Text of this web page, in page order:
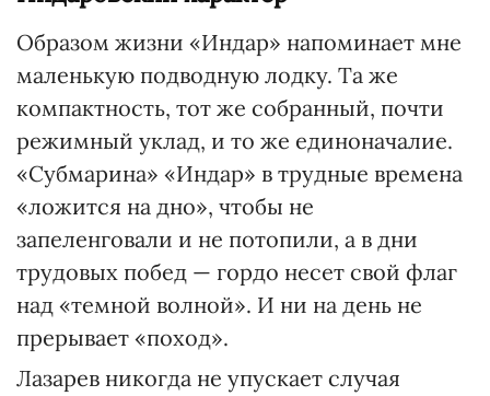
Образом жизни «Индар» напоминает мне
маленькую подводную лодку. Та же
компактность, тот же собранный, почти
режимный уклад, и то же единоначалие.
«Субмарина» «Индар» в трудные времена
«ложится на дно», чтобы не
запеленговали и не потопили, а в дни
трудовых побед — гордо несет свой флаг
над «темной волной». И ни на день не
прерывает «поход».
Лазарев никогда не упускает случая